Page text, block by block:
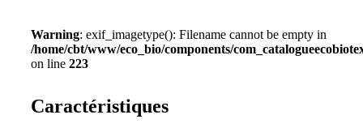
Warning: exif_imagetype(): Filename cannot be empty in
/home/cbt/www/eco_bio/components/
on line 223
Caractéristiques